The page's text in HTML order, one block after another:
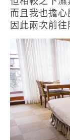
而且我也擔
因此兩次前